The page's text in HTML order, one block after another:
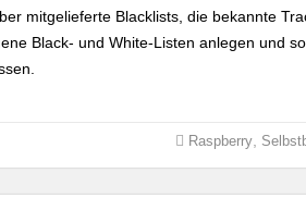
mitgelieferte Blacklists, die bekannte
Black- und White-Listen anlegen und
Raspberry,